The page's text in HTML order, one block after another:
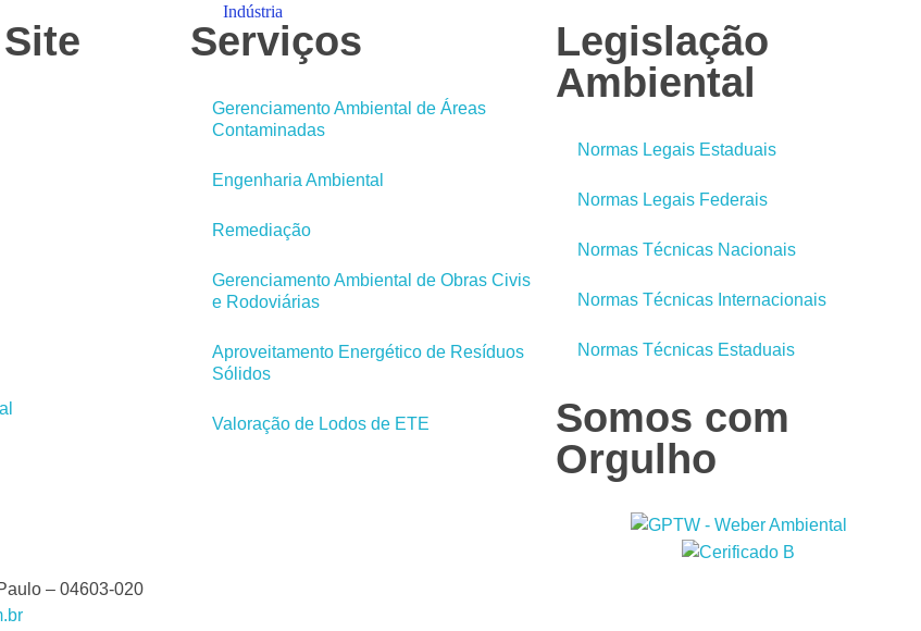
Indústria
Serviços
Gerenciamento Ambiental de Áreas
Contaminadas
Engenharia Ambiental
Remediação
Gerenciamento Ambiental de Obras Civis
e Rodoviárias
Aproveitamento Energético de Resíduos
Sólidos
Valoração de Lodos de ETE
Legislação
Ambiental
Normas Legais Estaduais
Normas Legais Federais
Normas Técnicas Nacionais
Normas Técnicas Internacionais
Normas Técnicas Estaduais
Somos com
Orgulho
– 04603-020